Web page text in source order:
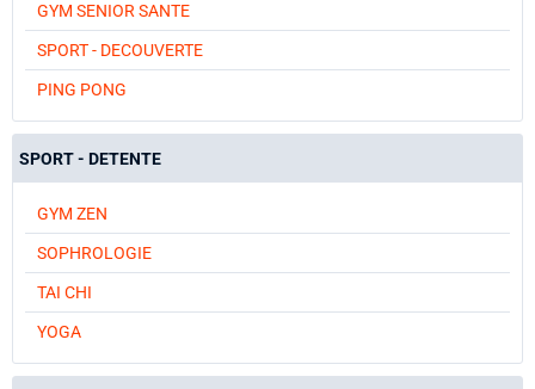
GYM SENIOR SANTE
SPORT - DECOUVERTE
PING PONG
SPORT - DETENTE
GYM ZEN
SOPHROLOGIE
TAI CHI
YOGA